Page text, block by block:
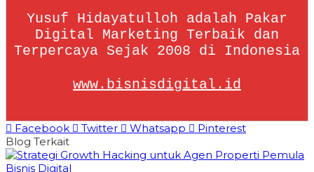
Yusuf Hidayatulloh adalah Pakar
Digital Marketing Terbaik dan
Terpercaya Sejak 2008 di Indonesia
www.bisnisdigital.id
Facebook Twitter Whatsapp
Pinterest
Blog Terkait
Bisnis Digital